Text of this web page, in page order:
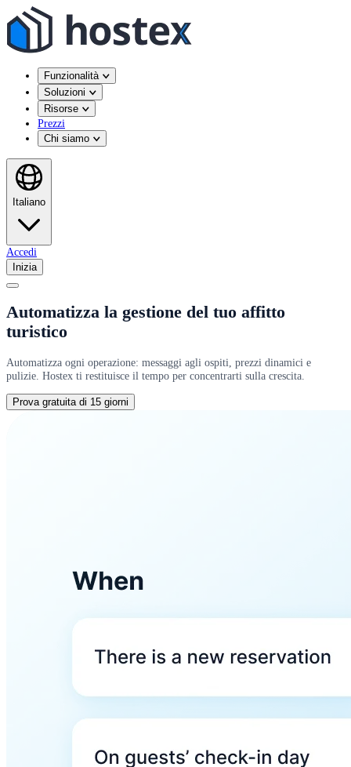
Funzionalità
Soluzioni
Risorse
Prezzi
Chi siamo
Italiano
Accedi
Inizia
Automatizza la gestione del tuo affitto
turistico
Automatizza ogni operazione: messaggi agli ospiti, prezzi dinamici e
pulizie. Hostex ti restituisce il tempo per concentrarti sulla crescita.
Prova gratuita di 15 giorni